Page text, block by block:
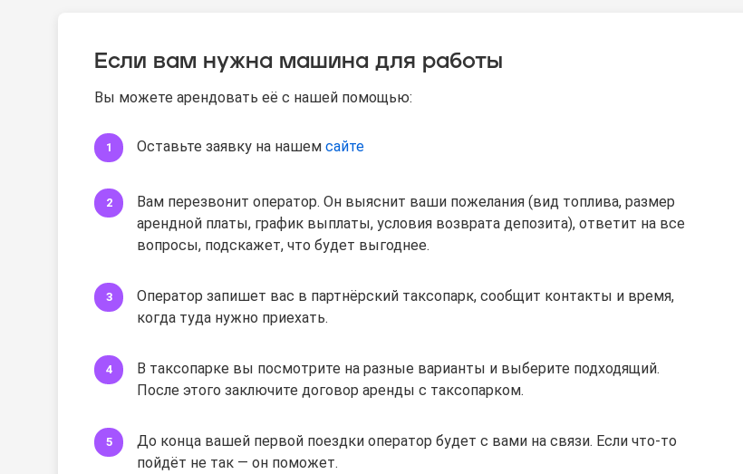
Если вам нужна машина для работы
Вы можете арендовать её с нашей помощью:
Оставьте заявку на нашем сайте
Вам перезвонит оператор. Он выяснит ваши пожелания (вид топлива, размер
арендной платы, график выплаты, условия возврата депозита), ответит на все
вопросы, подскажет, что будет выгоднее.
Оператор запишет вас в партнёрский таксопарк, сообщит контакты и время,
когда туда нужно приехать.
В таксопарке вы посмотрите на разные варианты и выберите подходящий.
После этого заключите договор аренды с таксопарком.
До конца вашей первой поездки оператор будет с вами на связи. Если что-то
пойдёт не так — он поможет.